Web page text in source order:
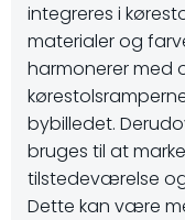
integreres i
materialer og
harmonerer med
bybilledet.
bruges til at
tilstedeværelse
Dette kan være